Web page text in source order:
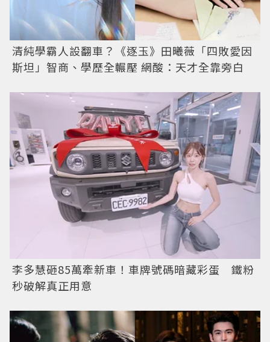
清純學霸人設翻車？《逐玉》田曦薇「四敗愛因
斯坦」智商、學歷全輾壓 網酸：天才全靠旁白
李多慧砸85萬牽新車！車牌號碼暗藏彩蛋 鐵粉
秒破解真正用意